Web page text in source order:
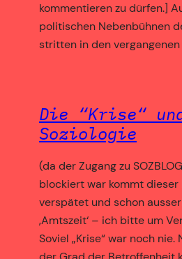
kommentieren zu dürfen.]
politischen Nebenbühnen
stritten in den vergangenen
Die “Krise“
Soziologie
(da der Zugang zu
blockiert war kommt dieser
verspätet und schon
‚Amtszeit‘ – ich bitte um
Soviel „Krise“ war noch